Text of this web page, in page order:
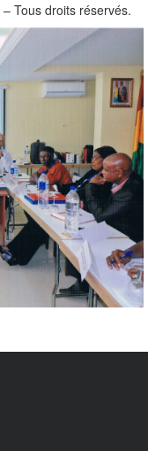
– Tous droits réservés.